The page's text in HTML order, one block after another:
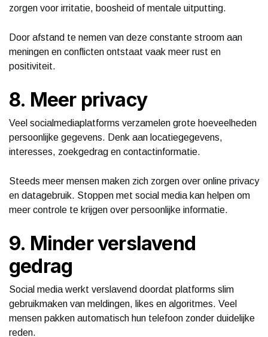
zorgen voor irritatie, boosheid of mentale uitputting.
Door afstand te nemen van deze constante stroom aan
meningen en conflicten ontstaat vaak meer rust en
positiviteit.
8. Meer privacy
Veel socialmediaplatforms verzamelen grote hoeveelheden
persoonlijke gegevens. Denk aan locatiegegevens,
interesses, zoekgedrag en contactinformatie.
Steeds meer mensen maken zich zorgen over online privacy
en datagebruik. Stoppen met social media kan helpen om
meer controle te krijgen over persoonlijke informatie.
9. Minder verslavend
gedrag
Social media werkt verslavend doordat platforms slim
gebruikmaken van meldingen, likes en algoritmes. Veel
mensen pakken automatisch hun telefoon zonder duidelijke
reden.